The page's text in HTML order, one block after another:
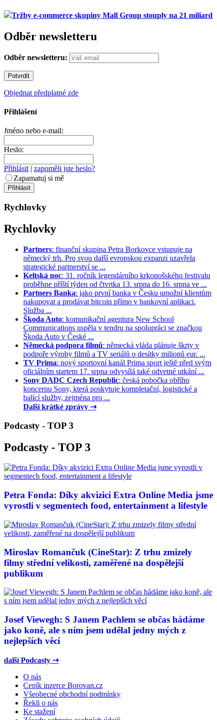
Tržby e-commerce skupiny Mall Group stouply na 21 miliard
Odběr newsletteru
Odběr newsletteru:
Objednat předplatné zde
Přihlášení
Jméno nebo e-mail:
Heslo:
Přihlásit | zapoměli jste heslo?
Zapamatuj si mě
Rychlovky
Rychlovky
Partners: finanční skupina Petra Borkovce vstupuje na
německý trh. Pro svou další evropskou expanzi uzavřela
strategické partnerství se ...
Keltská noc: 31. ročník legendárního krkonošského festivalu
proběhne příští týden od čtvrtka 13. srpna do 16. srpna ve ...
Partners Banka: jako první banka v Česku umožní klientům
nakupovat a prodávat bitcoin přímo v bankovní aplikaci.
Služba ...
Škoda Auto: komunikační agentura New School
Communications uspěla v tendru na spolupráci se značkou
Škoda Auto v České ...
Německá podpora filmů: německá vláda plánuje škrty v
podpoře výroby filmů a TV seriálů o desítky milionů eur. ...
TV Prima: nový sportovní kanál Prima sport ještě před svým
oficiálním startem 17. srpna odvysílá také odvetné utkání ...
Sony DADC Czech Republic: česká pobočka obřího
koncernu Sony, která poskytuje kompletační, logistické a
balící služby, zejména pro ...
Další krátké zprávy ⇢
Podcasty - TOP 3
Podcasty - TOP 3
Petra Fonda: Díky akvizici Extra Online Media jsme
vyrostli v segmentech food, entertainment a lifestyle
Miroslav Romančuk (CineStar): Z trhu zmizely
filmy střední velikosti, zaměřené na dospělejší
publikum
Josef Viewegh: S Janem Pachlem se občas hádáme
jako koně, ale s ním jsem udělal jedny mých z
nejlepších věcí
další Podcasty ⇢
O nás
Ceník inzerce Borovan.cz
Všeobecné obchodní podmínky
Řekli o nás
Ke stažení